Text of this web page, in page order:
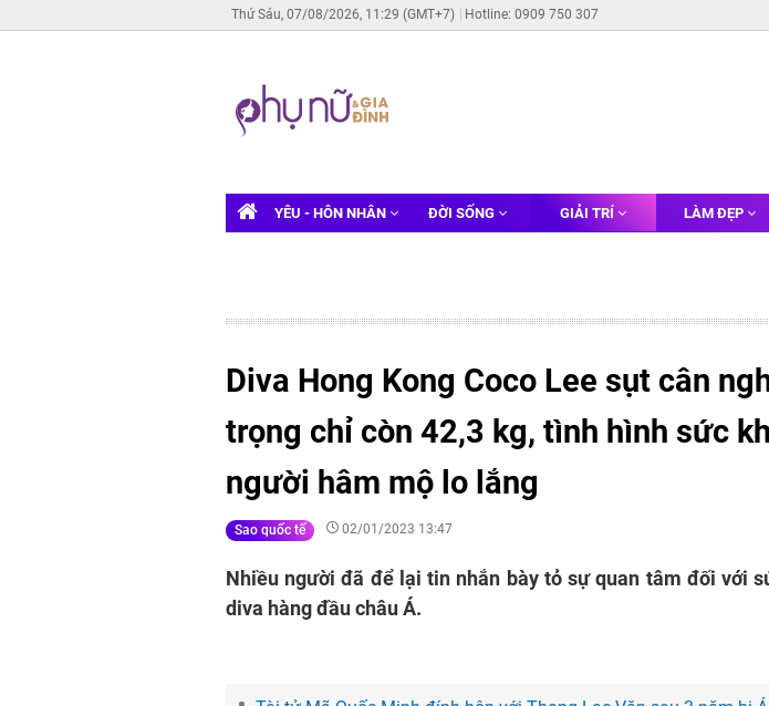
Thứ Sáu, 07/08/2026, 11:29 (GMT+7) Hotline: 0909 750 307
YÊU - HÔN NHÂN ĐỜI SỐNG GIẢI TRÍ LÀM ĐẸP
Diva Hong Kong Coco Lee sụt cân
trọng chỉ còn 42,3 kg, tình hình sức
người hâm mộ lo lắng
Sao quốc tế 02/01/2023 13:47
Nhiều người đã để lại tin nhắn bày tỏ sự quan tâm đối với
diva hàng đầu châu Á.